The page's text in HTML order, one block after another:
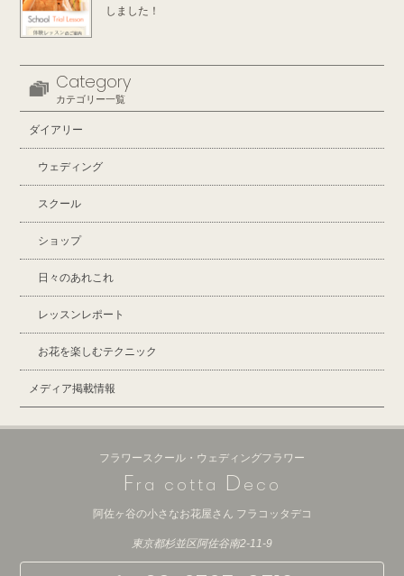
しました！
Category
カテゴリー一覧
ダイアリー
ウェディング
スクール
ショップ
日々のあれこれ
レッスンレポート
お花を楽しむテクニック
メディア掲載情報
フラワースクール・ウェディングフラワー
Fra cotta D eco
阿佐ヶ谷の小さなお花屋さん フラコッタデコ
東京都杉並区阿佐谷南2-11-9